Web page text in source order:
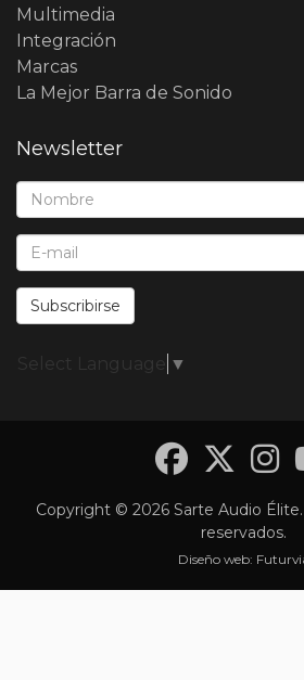
Multimedia
Integración
Marcas
La Mejor Barra de Sonido
Newsletter
Nombre*:
E-Mail*:
Subscribirse
Select Language ▼
Copyright © 2026 Sarte Audio
reservados.
Diseño web: